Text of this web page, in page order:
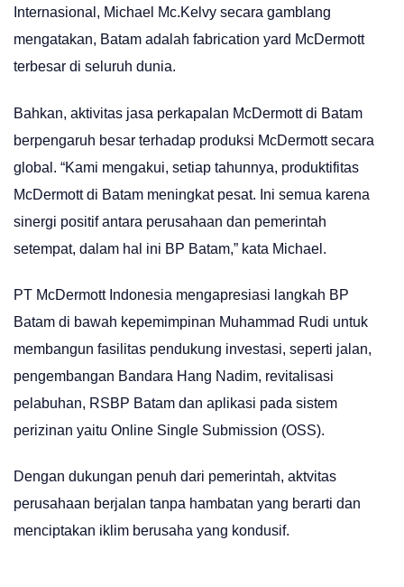
Internasional, Michael Mc.Kelvy secara gamblang
mengatakan, Batam adalah fabrication yard McDermott
terbesar di seluruh dunia.
Bahkan, aktivitas jasa perkapalan McDermott di Batam
berpengaruh besar terhadap produksi McDermott secara
global. “Kami mengakui, setiap tahunnya, produktifitas
McDermott di Batam meningkat pesat. Ini semua karena
sinergi positif antara perusahaan dan pemerintah
setempat, dalam hal ini BP Batam,” kata Michael.
PT McDermott Indonesia mengapresiasi langkah BP
Batam di bawah kepemimpinan Muhammad Rudi untuk
membangun fasilitas pendukung investasi, seperti jalan,
pengembangan Bandara Hang Nadim, revitalisasi
pelabuhan, RSBP Batam dan aplikasi pada sistem
perizinan yaitu Online Single Submission (OSS).
Dengan dukungan penuh dari pemerintah, aktvitas
perusahaan berjalan tanpa hambatan yang berarti dan
menciptakan iklim berusaha yang kondusif.